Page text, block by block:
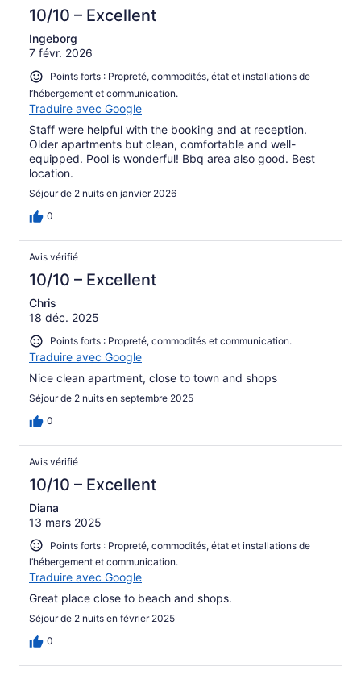
10/10 – Excellent
Ingeborg
7 févr. 2026
Points forts : Propreté, commodités, état et installations de
l’hébergement et communication.
Traduire avec Google
Staff were helpful with the booking and at reception.
Older apartments but clean, comfortable and well-
equipped. Pool is wonderful! Bbq area also good. Best
location.
Séjour de 2 nuits en janvier 2026
0
Avis vérifié
10/10 – Excellent
Chris
18 déc. 2025
Points forts : Propreté, commodités et communication.
Traduire avec Google
Nice clean apartment, close to town and shops
Séjour de 2 nuits en septembre 2025
0
Avis vérifié
10/10 – Excellent
Diana
13 mars 2025
Points forts : Propreté, commodités, état et installations de
l’hébergement et communication.
Traduire avec Google
Great place close to beach and shops.
Séjour de 2 nuits en février 2025
0